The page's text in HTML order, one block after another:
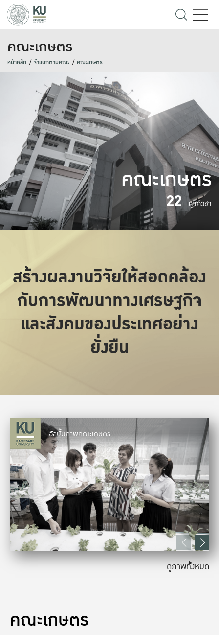
คณะเกษตร
หน้าหลัก จำแนกตามคณะ คณะเกษตร
คณะเกษตร
22 ภาควิชา
สร้างผลงานวิจัยให้สอดคล้อง
กับการพัฒนาทางเศรษฐกิจ
และสังคมของประเทศอย่าง
ยั่งยืน
คณะเกษตร
อัลบั้มภาพคณะเกษตร
ดูภาพทั้งหมด